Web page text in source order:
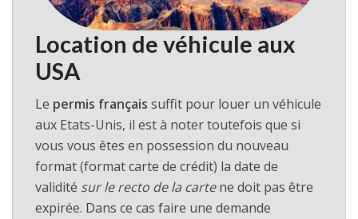
Location de véhicule aux
USA
Le permis français suffit pour louer un véhicule
aux Etats-Unis, il est à noter toutefois que si
vous vous êtes en possession du nouveau
format (format carte de crédit) la date de
validité sur le recto de la cartene doit pas être
expirée. Dans ce cas faire une demande